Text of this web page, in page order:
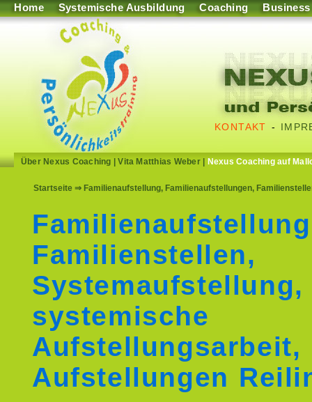
Home Systemische Ausbildung Coaching Business
KONTAKT -
Über Nexus Coaching |Vita Matthias Weber| Nexus Coaching auf
Startseite ⇒ Familienaufstellung, Familienaufstellungen,
Familienstellen,
Systemaufstellung,
systemische
Aufstellungsarbeit,
Aufstellungen